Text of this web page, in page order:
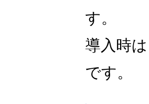
す。
導入時
です。